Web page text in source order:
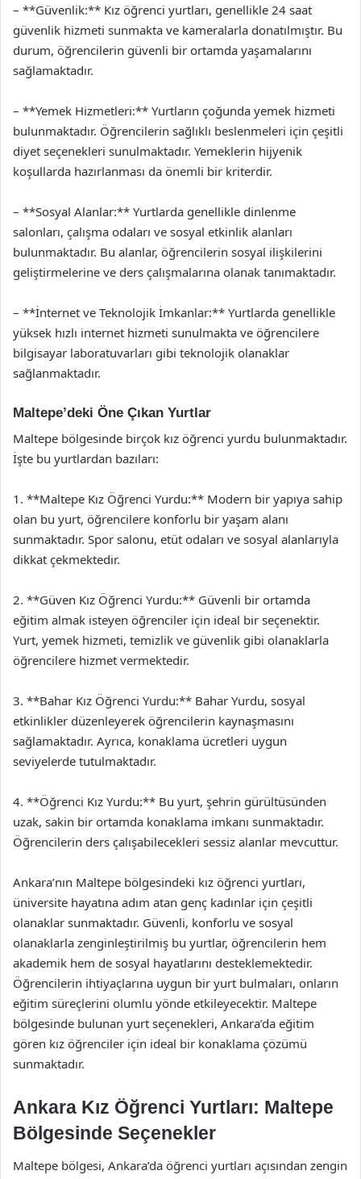
– **Güvenlik:** Kız öğrenci yurtları, genellikle 24 saat
güvenlik hizmeti sunmakta ve kameralarla donatılmıştır. Bu
durum, öğrencilerin güvenli bir ortamda yaşamalarını
sağlamaktadır.
– **Yemek Hizmetleri:** Yurtların çoğunda yemek hizmeti
bulunmaktadır. Öğrencilerin sağlıklı beslenmeleri için çeşitli
diyet seçenekleri sunulmaktadır. Yemeklerin hijyenik
koşullarda hazırlanması da önemli bir kriterdir.
– **Sosyal Alanlar:** Yurtlarda genellikle dinlenme
salonları, çalışma odaları ve sosyal etkinlik alanları
bulunmaktadır. Bu alanlar, öğrencilerin sosyal ilişkilerini
geliştirmelerine ve ders çalışmalarına olanak tanımaktadır.
– **İnternet ve Teknolojik İmkanlar:** Yurtlarda genellikle
yüksek hızlı internet hizmeti sunulmakta ve öğrencilere
bilgisayar laboratuvarları gibi teknolojik olanaklar
sağlanmaktadır.
Maltepe’deki Öne Çıkan Yurtlar
Maltepe bölgesinde birçok kız öğrenci yurdu bulunmaktadır.
İşte bu yurtlardan bazıları:
1. **Maltepe Kız Öğrenci Yurdu:** Modern bir yapıya sahip
olan bu yurt, öğrencilere konforlu bir yaşam alanı
sunmaktadır. Spor salonu, etüt odaları ve sosyal alanlarıyla
dikkat çekmektedir.
2. **Güven Kız Öğrenci Yurdu:** Güvenli bir ortamda
eğitim almak isteyen öğrenciler için ideal bir seçenektir.
Yurt, yemek hizmeti, temizlik ve güvenlik gibi olanaklarla
öğrencilere hizmet vermektedir.
3. **Bahar Kız Öğrenci Yurdu:** Bahar Yurdu, sosyal
etkinlikler düzenleyerek öğrencilerin kaynaşmasını
sağlamaktadır. Ayrıca, konaklama ücretleri uygun
seviyelerde tutulmaktadır.
4. **Öğrenci Kız Yurdu:** Bu yurt, şehrin gürültüsünden
uzak, sakin bir ortamda konaklama imkanı sunmaktadır.
Öğrencilerin ders çalışabilecekleri sessiz alanlar mevcuttur.
Ankara’nın Maltepe bölgesindeki kız öğrenci yurtları,
üniversite hayatına adım atan genç kadınlar için çeşitli
olanaklar sunmaktadır. Güvenli, konforlu ve sosyal
olanaklarla zenginleştirilmiş bu yurtlar, öğrencilerin hem
akademik hem de sosyal hayatlarını desteklemektedir.
Öğrencilerin ihtiyaçlarına uygun bir yurt bulmaları, onların
eğitim süreçlerini olumlu yönde etkileyecektir. Maltepe
bölgesinde bulunan yurt seçenekleri, Ankara’da eğitim
gören kız öğrenciler için ideal bir konaklama çözümü
sunmaktadır.
Ankara Kız Öğrenci Yurtları: Maltepe
Bölgesinde Seçenekler
Maltepe bölgesi, Ankara’da öğrenci yurtları açısından zengin